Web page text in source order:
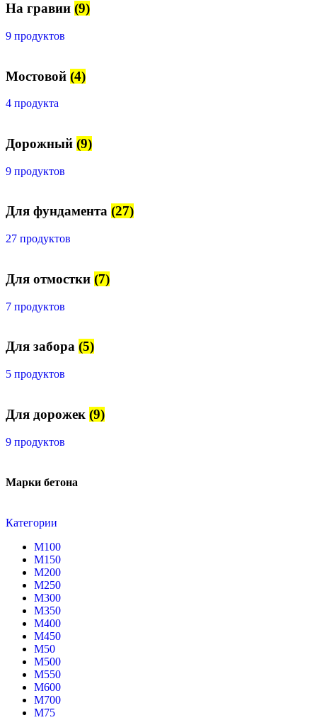
На гравии (9)
9 продуктов
Мостовой (4)
4 продукта
Дорожный (9)
9 продуктов
Для фундамента (27)
27 продуктов
Для отмостки (7)
7 продуктов
Для забора (5)
5 продуктов
Для дорожек (9)
9 продуктов
Марки бетона
Категории
М100
М150
М200
М250
М300
М350
М400
М450
М50
М500
М550
М600
М700
М75